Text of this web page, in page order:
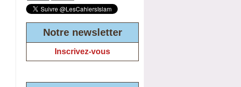
Notre newsletter
Inscrivez-vous